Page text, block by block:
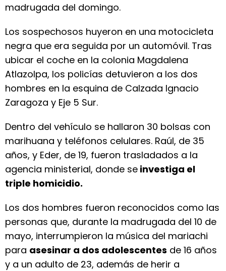
madrugada del domingo.
Los sospechosos huyeron en una motocicleta
negra que era seguida por un automóvil. Tras
ubicar el coche en la colonia Magdalena
Atlazolpa, los policías detuvieron a los dos
hombres en la esquina de Calzada Ignacio
Zaragoza y Eje 5 Sur.
Dentro del vehículo se hallaron 30 bolsas con
marihuana y teléfonos celulares. Raúl, de 35
años, y Eder, de 19, fueron trasladados a la
agencia ministerial, donde se investiga el
triple homicidio.
Los dos hombres fueron reconocidos como las
personas que, durante la madrugada del 10 de
mayo, interrumpieron la música del mariachi
para asesinar a dos adolescentes de 16 años
y a un adulto de 23, además de herir a